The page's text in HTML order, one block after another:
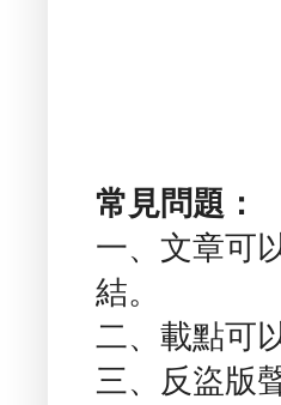
常見問題：
一、文章可
結。
二、載點可
三、反盜版